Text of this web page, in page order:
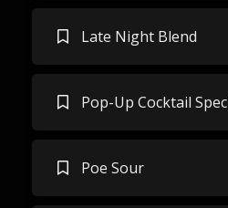
Late Night Blend
Pop-Up Cocktail
Poe Sour